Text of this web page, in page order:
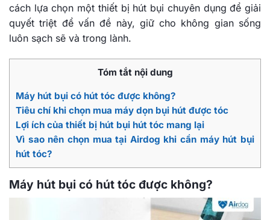
cách lựa chọn một thiết bị hút bụi chuyên dụng để giải
quyết triệt để vấn đề này, giữ cho không gian sống
luôn sạch sẽ và trong lành.
Tóm tắt nội dung
Máy hút bụi có hút tóc được không?
Tiêu chí khi chọn mua máy dọn bụi hút được tóc
Lợi ích của thiết bị hút bụi hút tóc mang lại
Vì sao nên chọn mua tại Airdog khi cần máy hút bụi
hút tóc?
Máy hút bụi có hút tóc được không?